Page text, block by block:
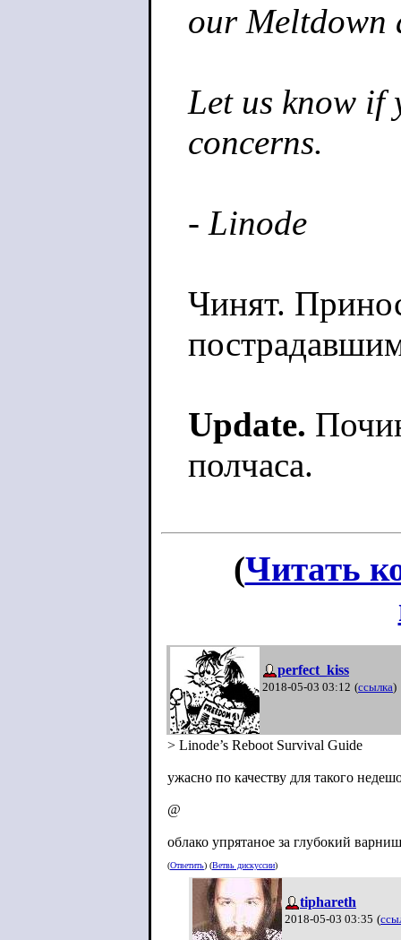
our Meltdown
Let us know if
concerns.
- Linode
Чинят.
Update.
полчаса.
(Читать
perfect_kiss
2018-05-03 03:12 (ссылка)
> Linode’s Reboot Survival Guide
ужасно по качеству для такого
@
облако упрятаное за глубокий
(Ответить) (Ветвь дискуссии)
tiphareth
2018-05-03 03:35 (